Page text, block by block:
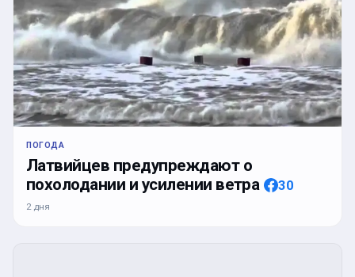
ПОГОДА
Латвийцев предупреждают о
похолодании и усилении ветра
30
2 дня